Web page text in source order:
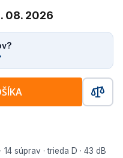
súprav · trieda D · 43 dB
08. 2026